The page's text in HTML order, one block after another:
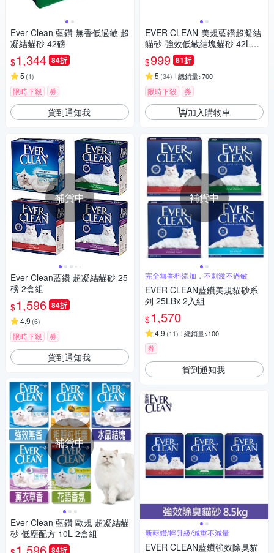
Ever Clean 藍鑽 無香低過敏 超
凝結貓砂 42磅
$1,344 84折
5 (1)
限時下殺 券
貨到通知我
補貨中
Ever Clean藍鑽 超凝結貓砂 25
磅 2盒組
$1,596 84折
4.9 (6)
限時下殺 券
貨到通知我
補貨中
Ever Clean 藍鑽 歐規 超凝結貓
砂 低塵配方 10L 2盒組
84折
EVER CLEAN-美規藍鑽超凝結
貓砂-強效低敏結塊貓砂 42LB
(19kg)=綠標★
$999 81折
5 (34) 總銷量>700
限時下殺 券
加入購物車
補貨中
完全無香料添加，不刺激不過敏
EVER CLEAN藍鑽美規貓砂系
列 25LBx 2入組
$1,570
4.9 (11) 總銷量>100
券
貨到通知我
新藍鑽/輕升級/減重不減量
EVER CLEAN藍鑽強效除臭貓